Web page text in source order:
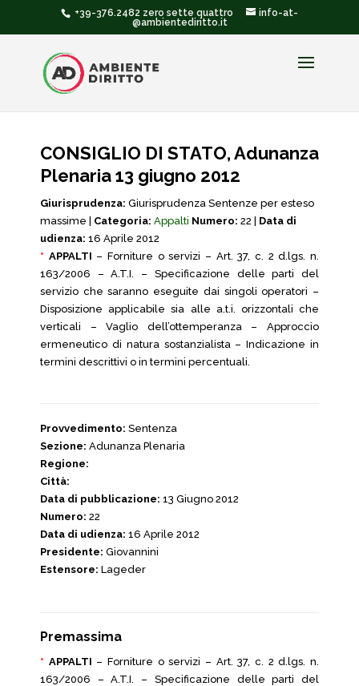
+39-376.2482 zero sette quattro
info-at-
@ambientediritto.it
CONSIGLIO DI STATO, Adunanza
Plenaria 13 giugno 2012
Giurisprudenza: Giurisprudenza Sentenze per esteso
massime | Categoria: Appalti Numero: 22 | Data di
udienza: 16 Aprile 2012
* APPALTI – Forniture o servizi – Art. 37, c. 2 d.lgs. n.
163/2006 – A.T.I. – Specificazione delle parti del
servizio che saranno eseguite dai singoli operatori –
Disposizione applicabile sia alle a.t.i. orizzontali che
verticali – Vaglio dell’ottemperanza – Approccio
ermeneutico di natura sostanzialista – Indicazione in
termini descrittivi o in termini percentuali.
Provvedimento: Sentenza
Sezione: Adunanza Plenaria
Regione:
Città:
Data di pubblicazione: 13 Giugno 2012
Numero: 22
Data di udienza: 16 Aprile 2012
Presidente: Giovannini
Estensore: Lageder
Premassima
* APPALTI – Forniture o servizi – Art. 37, c. 2 d.lgs. n.
163/2006 – A.T.I. – Specificazione delle parti del